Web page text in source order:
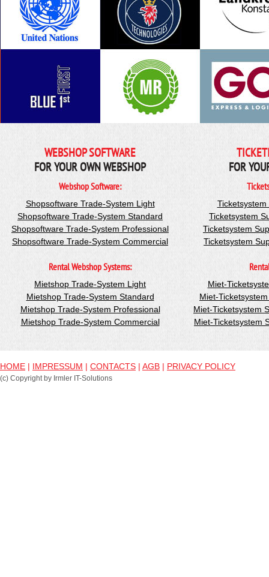
WEBSHOP SOFTWARE
FOR YOUR OWN WEBSHOP
Webshop Software:
Shopsoftware Trade-System Light
Shopsoftware Trade-System Standard
Shopsoftware Trade-System Professional
Shopsoftware Trade-System Commercial
Rental Webshop Systems:
Mietshop Trade-System Light
Mietshop Trade-System Standard
Mietshop Trade-System Professional
Mietshop Trade-System Commercial
FOR
Ticketsystem
Ticketsystem
Ticketsystem
Miet-
Miet-
Miet-Ticketsystem
Miet-Ticketsystem
HOME | IMPRESSUM | CONTACTS | AGB | PRIVACY POLICY
(c) Copyright by Irmler IT-Solutions